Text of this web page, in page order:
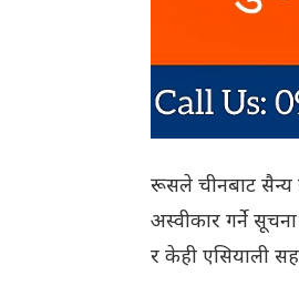
रूसले चीनबाट सैन्य
अस्वीकार गर्ने
र केही एसियाली